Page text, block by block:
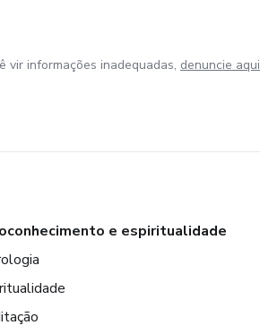
vir informações inadequadas, denuncie aqui
e espiritualidade